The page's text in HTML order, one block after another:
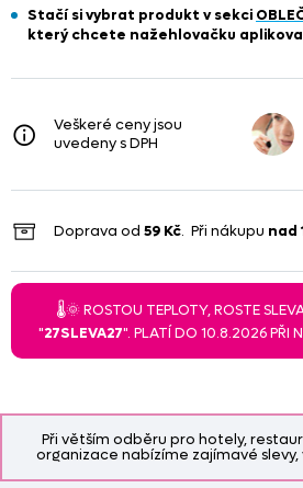
Při větším odběru pro hotely,
organizace nabízíme zajímavé
Stačí si vybrat produkt v sekci
který chcete nažehlovačku
Veškeré ceny jsou
uvedeny s DPH
Doprava od 59 Kč. Při nákupu nad
🌡️🌞 ROSTOU TEPLOTY, ROSTE
"27SLEVA27". PLATÍ DO 10.8.2026 PŘI